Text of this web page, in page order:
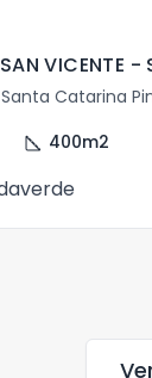
VICENTE
Catarina
square_foot 400m2